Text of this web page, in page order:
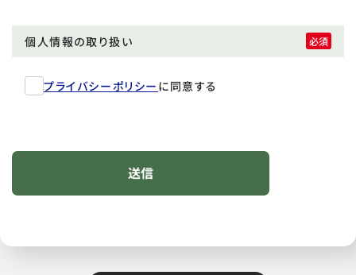
個人情報の取り扱い
プライバシーポリシー に同意する